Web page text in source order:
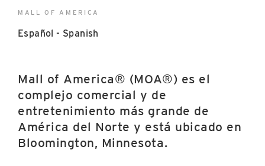
East Lot
82nd St & 24th
Ave
MALL OF AMERICA
Español - Spanish
Mall of America® (MOA®) es el
complejo comercial y de
entretenimiento más grande de
América del Norte y está ubicado en
Bloomington, Minnesota.